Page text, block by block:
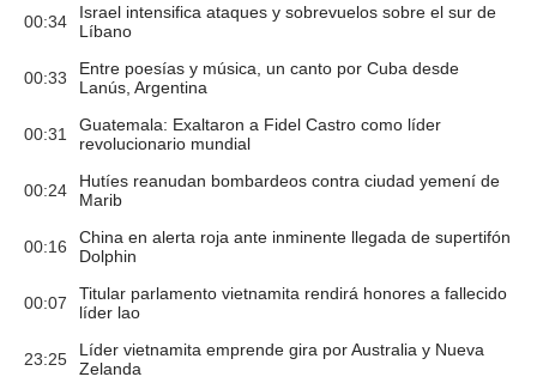
00:34
Israel intensifica ataques y sobrevuelos sobre el sur de
Líbano
00:33
Entre poesías y música, un canto por Cuba desde
Lanús, Argentina
00:31
Guatemala: Exaltaron a Fidel Castro como líder
revolucionario mundial
00:24
Hutíes reanudan bombardeos contra ciudad yemení de
Marib
00:16
China en alerta roja ante inminente llegada de supertifón
Dolphin
00:07
Titular parlamento vietnamita rendirá honores a fallecido
líder lao
23:25
Líder vietnamita emprende gira por Australia y Nueva
Zelanda